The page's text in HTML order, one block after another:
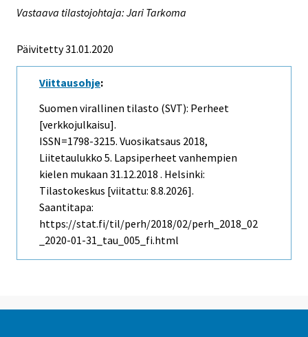
Vastaava tilastojohtaja: Jari Tarkoma
Päivitetty 31.01.2020
Viittausohje:
Suomen virallinen tilasto (SVT): Perheet
[verkkojulkaisu].
ISSN=1798-3215. Vuosikatsaus 2018,
Liitetaulukko 5. Lapsiperheet vanhempien
kielen mukaan 31.12.2018 . Helsinki:
Tilastokeskus [viitattu: 8.8.2026].
Saantitapa:
https://stat.fi/til/perh/2018/02/perh_2018_02
_2020-01-31_tau_005_fi.html